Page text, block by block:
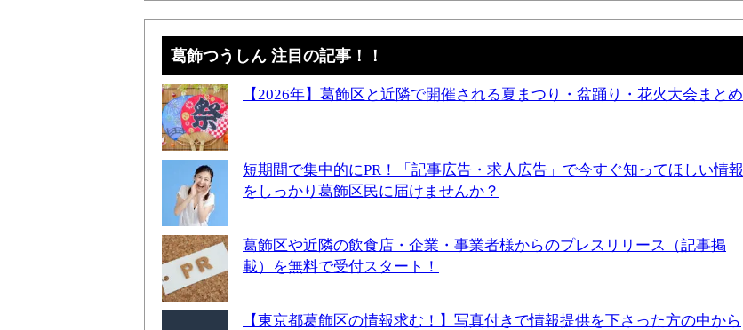
葛飾つうしん 注目の記事！！
【2026年】葛飾区と近隣で開催される夏まつり・盆踊り・花火大会まとめ
短期間で集中的にPR！「記事広告・求人広告」で今すぐ知ってほしい情報
をしっかり葛飾区民に届けませんか？
葛飾区や近隣の飲食店・企業・事業者様からのプレスリリース（記事掲
載）を無料で受付スタート！
【東京都葛飾区の情報求む！】写真付きで情報提供を下さった方の中から